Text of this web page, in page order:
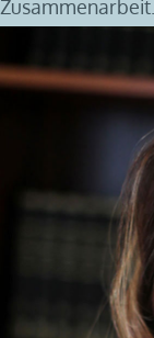
Zusammenarbeit.